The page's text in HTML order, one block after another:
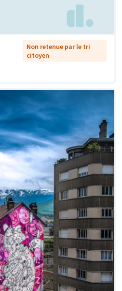
Non retenue par le tri
citoyen